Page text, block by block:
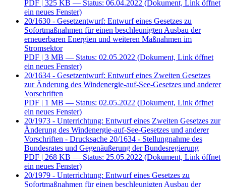
PDF | 325 KB — Status: 06.04.2022 (Dokument, Link öffnet
ein neues Fenster)
20/1630 - Gesetzentwurf: Entwurf eines Gesetzes zu
Sofortmaßnahmen für einen beschleunigten Ausbau der
erneuerbaren Energien und weiteren Maßnahmen im
Stromsektor
PDF | 3 MB — Status: 02.05.2022 (Dokument, Link öffnet
ein neues Fenster)
20/1634 - Gesetzentwurf: Entwurf eines Zweiten Gesetzes
zur Änderung des Windenergie-auf-See-Gesetzes und anderer
Vorschriften
PDF | 1 MB — Status: 02.05.2022 (Dokument, Link öffnet
ein neues Fenster)
20/1973 - Unterrichtung: Entwurf eines Zweiten Gesetzes zur
Änderung des Windenergie-auf-See-Gesetzes und anderer
Vorschriften - Drucksache 20/1634 - Stellungnahme des
Bundesrates und Gegenäußerung der Bundesregierung
PDF | 268 KB — Status: 25.05.2022 (Dokument, Link öffnet
ein neues Fenster)
20/1979 - Unterrichtung: Entwurf eines Gesetzes zu
Sofortmaßnahmen für einen beschleunigten Ausbau der